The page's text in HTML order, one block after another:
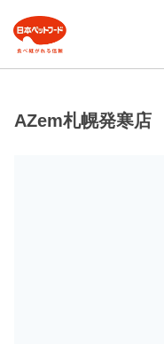
AZem札幌発寒店